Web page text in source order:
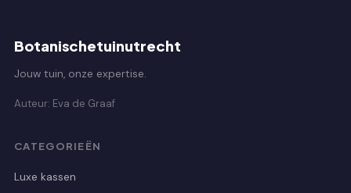
Botanischetuinutrecht
Jouw tuin, onze expertise.
Auteur: Eva de Graaf
CATEGORIEËN
Luxe kassen